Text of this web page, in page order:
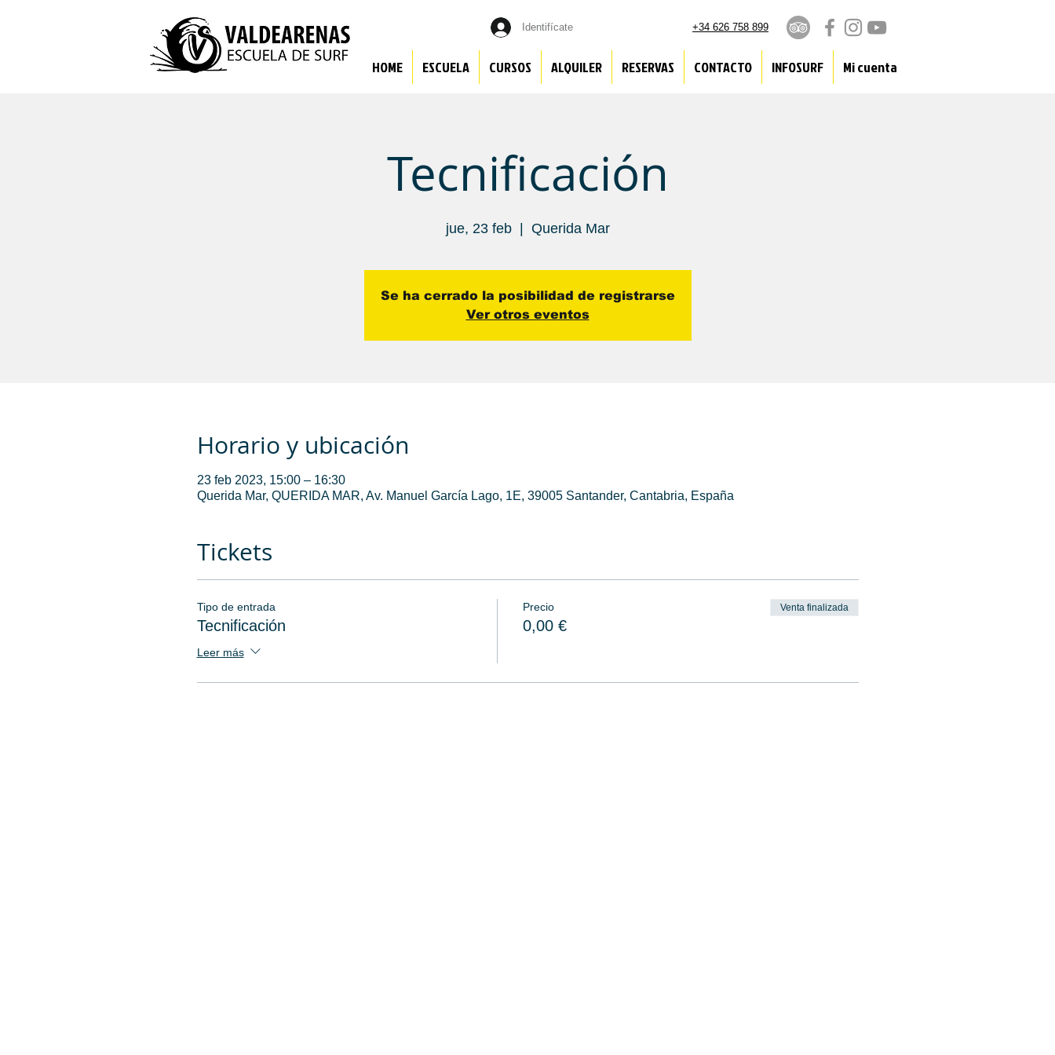
Identifícate +34 626 758 899
HOME ESCUELA CURSOS ALQUILER RESERVAS CONTACTO INFOSURF Mi cuenta
Tecnificación
jue, 23 feb
  |
Querida Mar
Se ha cerrado la posibilidad de registrarse
Ver otros eventos
Horario y ubicación
23 feb 2023, 15:00 – 16:30
Querida Mar, QUERIDA MAR, Av. Manuel García Lago, 1E, 39005 Santander, Cantabria, España
Tickets
Tipo de entrada
Tecnificación
Leer más
Precio
0,00 €
Venta finalizada